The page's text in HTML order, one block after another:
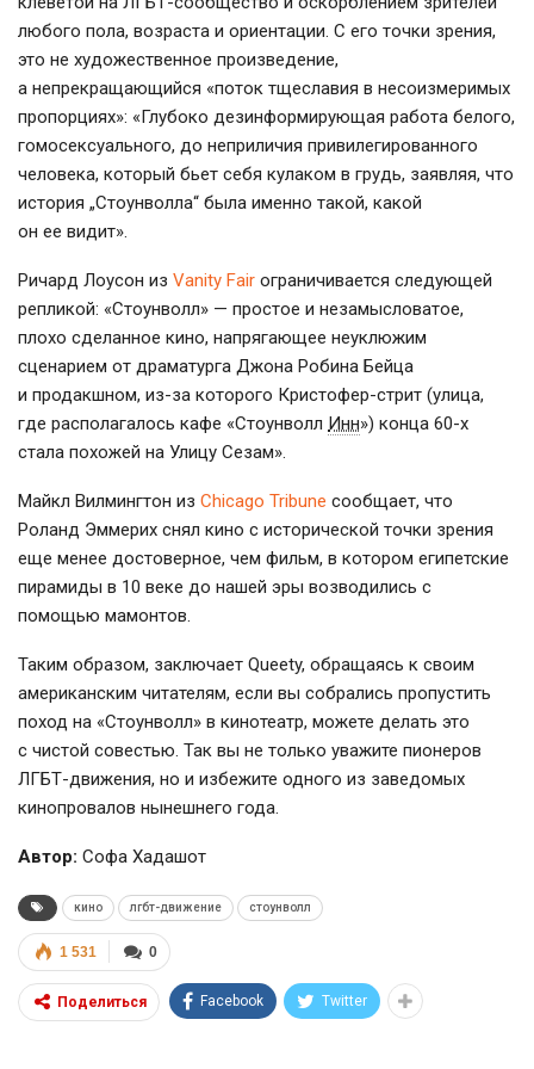
любого пола, возраста и ориентации. С его точки зрения,
это не художественное произведение,
а непрекращающийся «поток тщеславия в несоизмеримых
пропорциях»: «Глубоко дезинформирующая работа белого,
гомосексуального, до неприличия привилегированного
человека, который бьет себя кулаком в грудь, заявляя, что
история „Стоунволла“ была именно такой, какой
он ее видит».
Ричард Лоусон из Vanity Fair ограничивается следующей
репликой: «Стоунволл» — простое и незамысловатое,
плохо сделанное кино, напрягающее неуклюжим
сценарием от драматурга Джона Робина Бейца
и продакшном, из-за которого Кристофер-стрит (улица,
где располагалось кафе «Стоунволл Инн») конца 60-х
стала похожей на Улицу Сезам».
Майкл Вилмингтон из Chicago Tribune сообщает, что
Роланд Эммерих снял кино с исторической точки зрения
еще менее достоверное, чем фильм, в котором египетские
пирамиды в 10 веке до нашей эры возводились с
помощью мамонтов.
Таким образом, заключает Queety, обращаясь к своим
американским читателям, если вы собрались пропустить
поход на «Стоунволл» в кинотеатр, можете делать это
с чистой совестью. Так вы не только уважите пионеров
ЛГБТ-движения, но и избежите одного из заведомых
кинопровалов нынешнего года.
Автор: Софа Хадашот
кино лгбт-движение стоунволл
0
1 531
Поделиться Facebook Twitter